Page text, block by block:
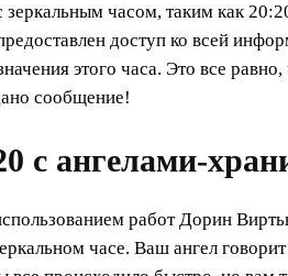
часом, таким как
доступ ко всей
этого часа. Это все
сообщение!
с ангелами-
работ Дорин
часе. Ваш ангел